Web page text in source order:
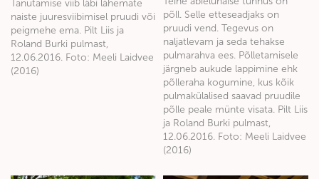
Tanutamise viib läbi lähemate
naiste juuresviibimisel pruudi või
peigmehe ema. Pilt Liis ja
Roland Burki pulmast,
12.06.2016. Foto: Meeli Laidvee
(2016)
põll. Selle etteseadjaks on
pruudi vend. Tegevus on
naljatlevam ja seda tehakse
pulmarahva ees. Põlletamisele
järgneb aukude lappimine ehk
põlleraha kogumine, kus kõik
pulmakülalised saavad pruudile
põlle peale münte visata. Pilt Liis
ja Roland Burki pulmast,
12.06.2016. Foto: Meeli Laidvee
(2016)